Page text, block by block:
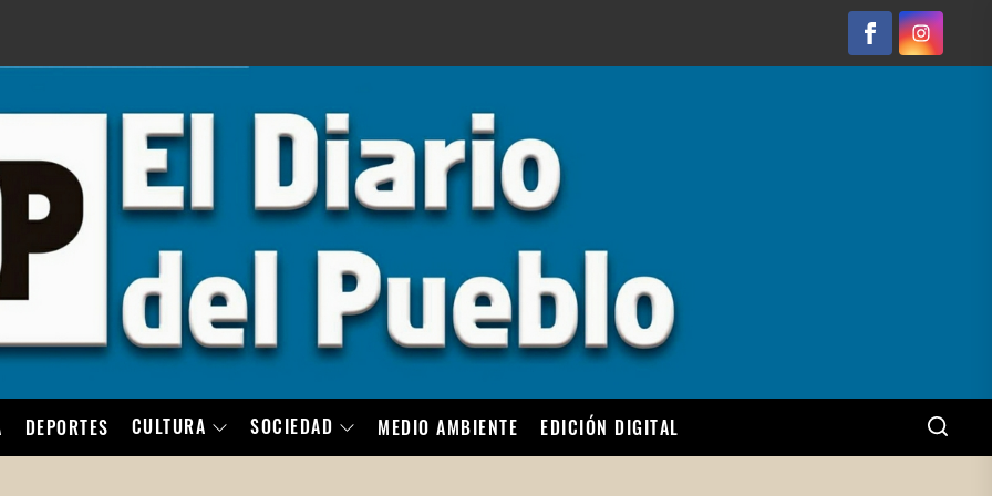
FacebookInstagram
DEPORTES CULTURA SOCIEDAD MEDIO AMBIENTE EDICIÓN DIGITAL